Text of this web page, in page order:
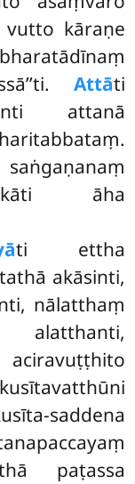
vutto kāraṇe
Attāti
nti attanā
āha
ti ettha
akāsinti,
nālatthaṃ
alatthanti,
saddena
paṭassa